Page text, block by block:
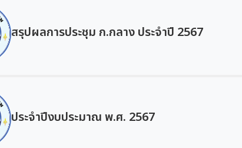
สรุปผลการประชุม ก.กลาง ประจำปี 2567
ประจำปีงบประมาณ พ.ศ. 2567